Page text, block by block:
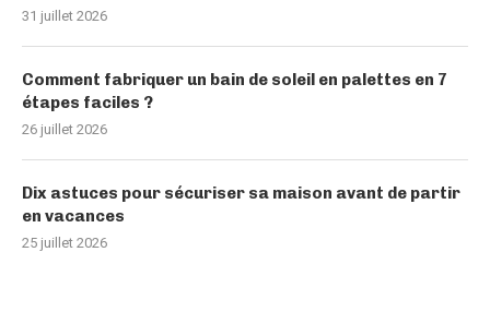
31 juillet 2026
Comment fabriquer un bain de soleil en palettes en 7
étapes faciles ?
26 juillet 2026
Dix astuces pour sécuriser sa maison avant de partir
en vacances
25 juillet 2026